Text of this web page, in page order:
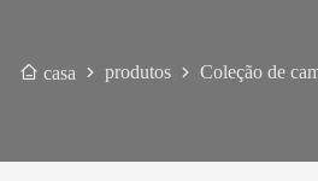
casa produtos Coleção de